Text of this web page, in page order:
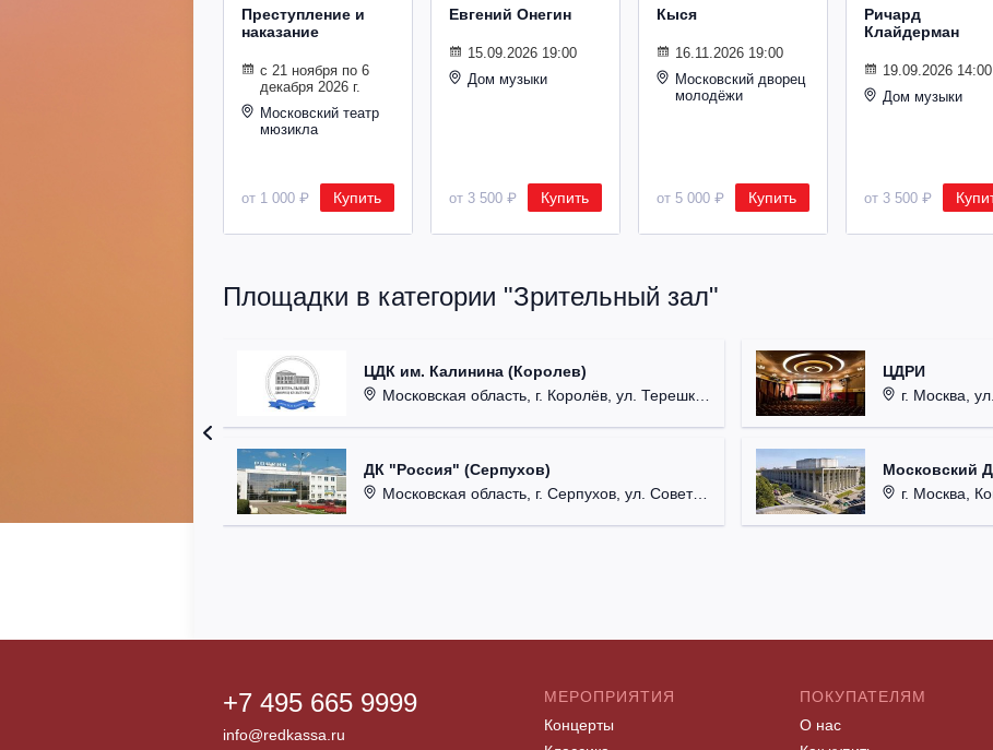
Преступление и
наказание
с 21 ноября по 6
декабря 2026 г.
Московский театр
мюзикла
от 1 000 ₽ Купить
Евгений Онегин
15.09.2026 19:00
Дом музыки
от 3 500 ₽ Купить
Кыся
16.11.2026 19:00
Московский дворец
молодёжи
от 5 000 ₽ Купить
Ричард
Клайдерман
19.09.2026 14:00
Дом музыки
от 3 500 ₽
Площадки в категории "Зрительный зал"
ЦДК им. Калинина (Королев)
Московская область, г. Королёв, ул. Терешковой, д. 1.
ДК "Россия" (Серпухов)
Московская область, г. Серпухов, ул. Советская, д. 90.
ЦДРИ
г. Москва,
Московский
г. Москва,
+7 495 665 9999
info@redkassa.ru
МЕРОПРИЯТИЯ
Концерты
ПОКУПАТЕЛЯМ
О нас